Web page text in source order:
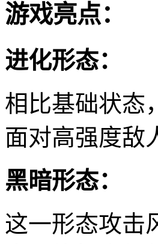
游戏亮点：
进化形态：
相比基础状态
面对高强度敌
黑暗形态：
这一形态攻击